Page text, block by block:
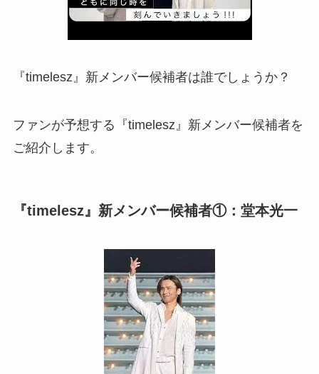
『timelesz』新メンバー候補者は誰でしょうか？
ファンが予想する『timelesz』新メンバー候補者を
ご紹介します。
『timelesz』新メンバー候補者①：堂本光一